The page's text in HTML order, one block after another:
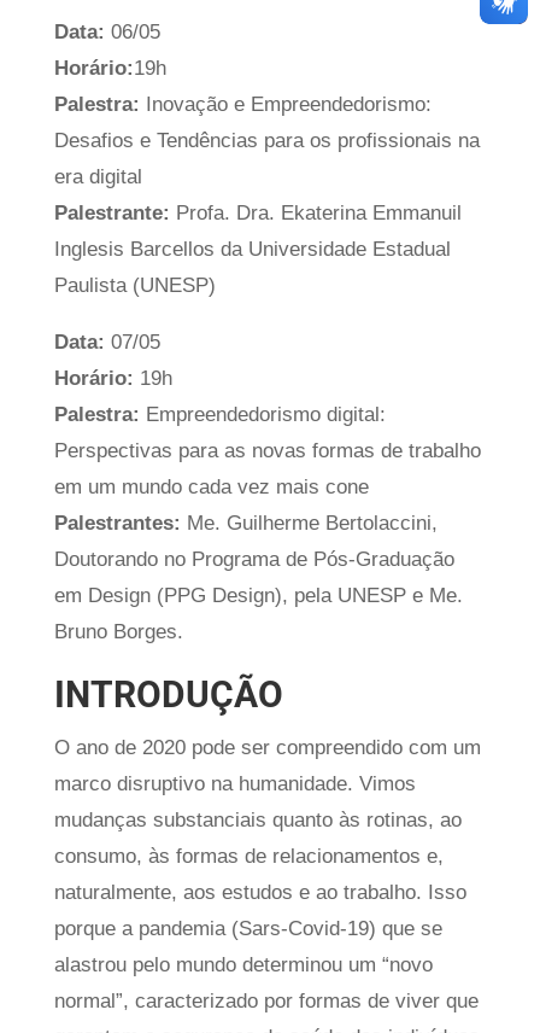
Data: 06/05
Horário:19h
Palestra: Inovação e Empreendedorismo:
Desafios e Tendências para os profissionais na
era digital
Palestrante: Profa. Dra. Ekaterina Emmanuil
Inglesis Barcellos da Universidade Estadual
Paulista (UNESP)
Data: 07/05
Horário: 19h
Palestra: Empreendedorismo digital:
Perspectivas para as novas formas de trabalho
em um mundo cada vez mais cone
Palestrantes: Me. Guilherme Bertolaccini,
Doutorando no Programa de Pós-Graduação
em Design (PPG Design), pela UNESP e Me.
Bruno Borges.
INTRODUÇÃO
O ano de 2020 pode ser compreendido com um
marco disruptivo na humanidade. Vimos
mudanças substanciais quanto às rotinas, ao
consumo, às formas de relacionamentos e,
naturalmente, aos estudos e ao trabalho. Isso
porque a pandemia (Sars-Covid-19) que se
alastrou pelo mundo determinou um “novo
normal”, caracterizado por formas de viver que